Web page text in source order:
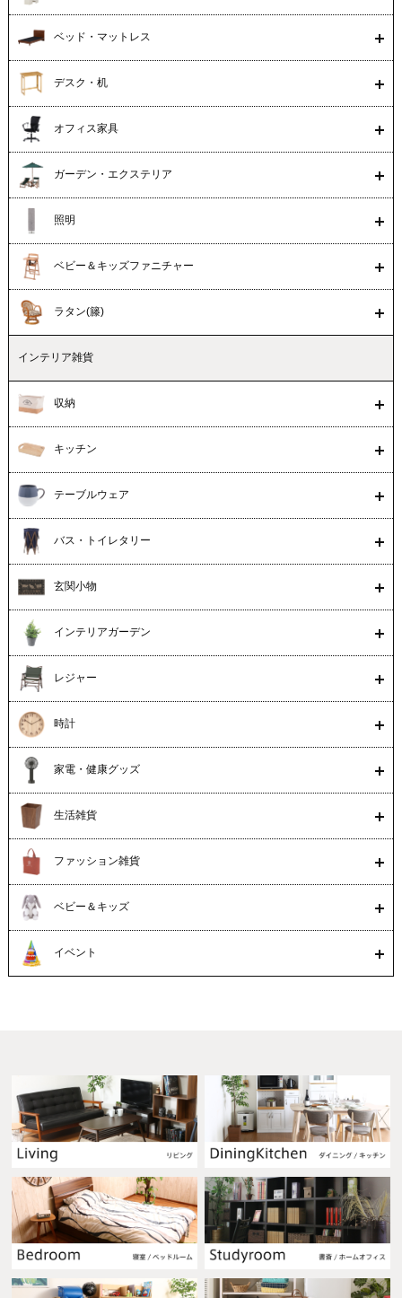
ベッド・マットレス
デスク・机
オフィス家具
ガーデン・エクステリア
照明
ベビー＆キッズファニチャー
ラタン(籐)
インテリア雑貨
収納
キッチン
テーブルウェア
バス・トイレタリー
玄関小物
インテリアガーデン
レジャー
時計
家電・健康グッズ
生活雑貨
ファッション雑貨
ベビー＆キッズ
イベント